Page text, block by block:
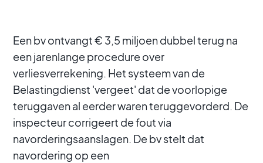
Een bv ontvangt € 3,5 miljoen dubbel terug na
een jarenlange procedure over
verliesverrekening. Het systeem van de
Belastingdienst 'vergeet' dat de voorlopige
teruggaven al eerder waren teruggevorderd. De
inspecteur corrigeert de fout via
navorderingsaanslagen. De bv stelt dat
navordering op een